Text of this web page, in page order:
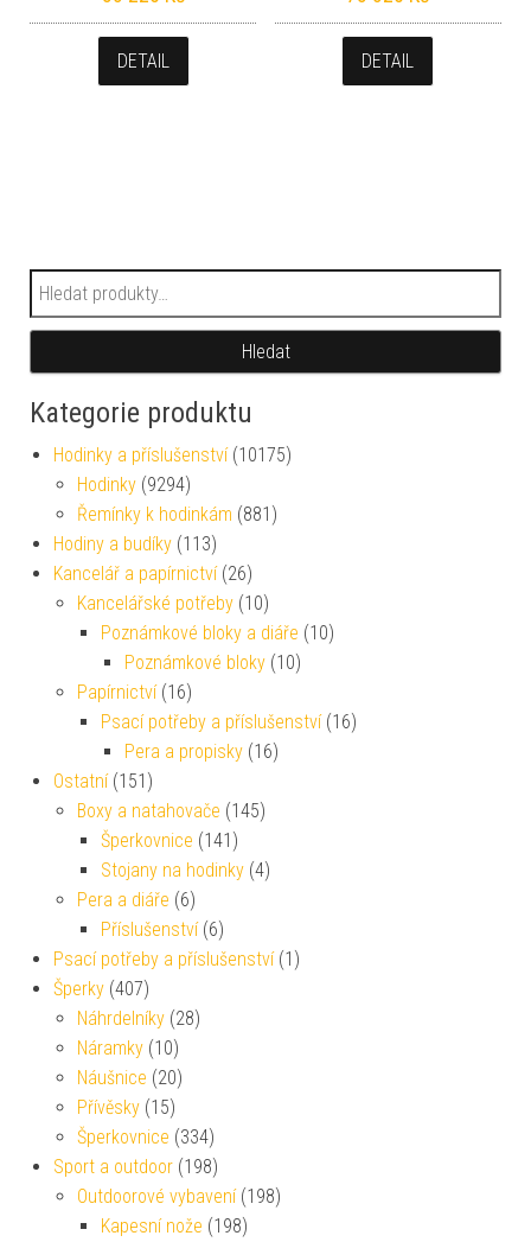
DETAIL DETAIL
Hledat:
Hledat
Kategorie produktu
Hodinky a příslušenství (10175)
Hodinky (9294)
Řemínky k hodinkám (881)
Hodiny a budíky (113)
Kancelář a papírnictví (26)
Kancelářské potřeby (10)
Poznámkové bloky a diáře (10)
Poznámkové bloky (10)
Papírnictví (16)
Psací potřeby a příslušenství (16)
Pera a propisky (16)
Ostatní (151)
Boxy a natahovače (145)
Šperkovnice (141)
Stojany na hodinky (4)
Pera a diáře (6)
Příslušenství (6)
Psací potřeby a příslušenství (1)
Šperky (407)
Náhrdelníky (28)
Náramky (10)
Náušnice (20)
Přívěsky (15)
Šperkovnice (334)
Sport a outdoor (198)
Outdoorové vybavení (198)
Kapesní nože (198)